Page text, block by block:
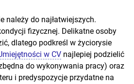
należy do najłatwiejszych.
fizycznej. Delikatne osoby
dlatego podkreśl w życiorysie
w CV najlepiej podzielić
do wykonywania pracy) oraz
i predyspozycje przydatne na